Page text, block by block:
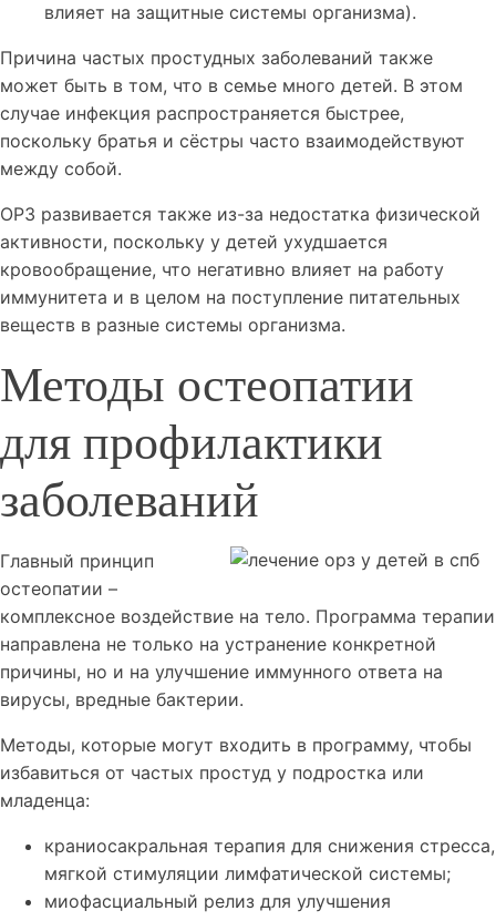
влияет на защитные системы организма).
Причина частых простудных заболеваний также
может быть в том, что в семье много детей. В этом
случае инфекция распространяется быстрее,
поскольку братья и сёстры часто взаимодействуют
между собой.
ОРЗ развивается также из-за недостатка физической
активности, поскольку у детей ухудшается
кровообращение, что негативно влияет на работу
иммунитета и в целом на поступление питательных
веществ в разные системы организма.
Методы остеопатии
для профилактики
заболеваний
Главный принцип
остеопатии –
комплексное воздействие на тело. Программа терапии
направлена не только на устранение конкретной
причины, но и на улучшение иммунного ответа на
вирусы, вредные бактерии.
Методы, которые могут входить в программу, чтобы
избавиться от частых простуд у подростка или
младенца:
краниосакральная терапия для снижения стресса,
мягкой стимуляции лимфатической системы;
миофасциальный релиз для улучшения